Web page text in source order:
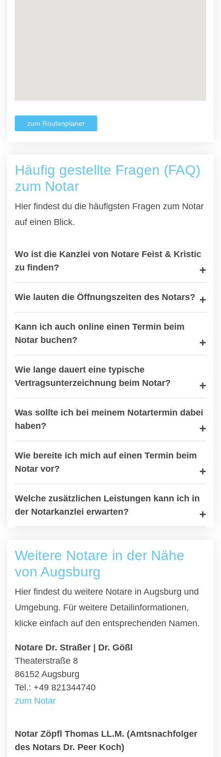
zum Routenplaner
Häufig gestellte Fragen (FAQ)
zum Notar
Hier findest du die häufigsten Fragen zum Notar
auf einen Blick.
Wo ist die Kanzlei von Notare Feist & Kristic
zu finden?
Wie lauten die Öffnungszeiten des Notars?
Kann ich auch online einen Termin beim
Notar buchen?
Wie lange dauert eine typische
Vertragsunterzeichnung beim Notar?
Was sollte ich bei meinem Notartermin dabei
haben?
Wie bereite ich mich auf einen Termin beim
Notar vor?
Welche zusätzlichen Leistungen kann ich in
der Notarkanzlei erwarten?
Weitere Notare in der Nähe
von Augsburg
Hier findest du weitere Notare in Augsburg und
Umgebung. Für weitere Detailinformationen,
klicke einfach auf den entsprechenden Namen.
Notare Dr. Straßer | Dr. Gößl
Theaterstraße 8
86152 Augsburg
Tel.: +49 821344740
zum Notar
Notar Zöpfl Thomas LL.M. (Amtsnachfolger
des Notars Dr. Peer Koch)